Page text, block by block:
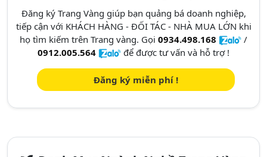
Đăng ký Trang Vàng giúp bạn quảng bá doanh nghiệp,
tiếp cận với KHÁCH HÀNG - ĐỐI TÁC - NHÀ MUA LỚN khi
họ tìm kiếm trên Trang vàng. Gọi 0934.498.168
/
0912.005.564
để được tư vấn và hỗ trợ !
Đăng ký miễn phí !